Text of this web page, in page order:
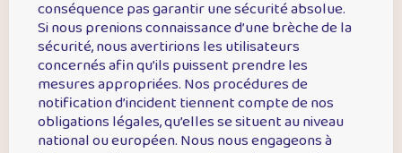
conséquence pas garantir une sécurité absolue.
Si nous prenions connaissance d’une brèche de la
sécurité, nous avertirions les utilisateurs
concernés afin qu’ils puissent prendre les
mesures appropriées. Nos procédures de
notification d’incident tiennent compte de nos
obligations légales, qu’elles se situent au niveau
national ou européen. Nous nous engageons à